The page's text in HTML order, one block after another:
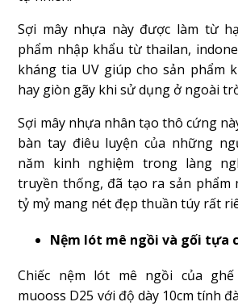
Sợi mây nhựa này được làm từ
phẩm nhập khẩu từ thailan,
kháng tia UV giúp cho sản phẩm
hay giòn gãy khi sử dụng ở ngoài
Sợi mây nhựa nhân tạo thô cứng
bàn tay điêu luyện của những
năm kinh nghiệm trong làng
truyền thống, đã tạo ra sản phẩm
tỷ mỷ mang nét đẹp thuần túy rất
Nệm lót mê ngồi và gối tựa
Chiếc nệm lót mê ngồi của
muooss D25 với độ dày 10cm tính